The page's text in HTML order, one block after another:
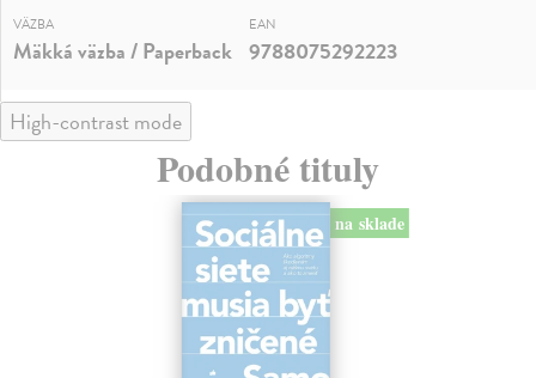
VÄZBA
Mäkká väzba / Paperback
EAN
9788075292223
High-contrast mode
Podobné tituly
na sklade